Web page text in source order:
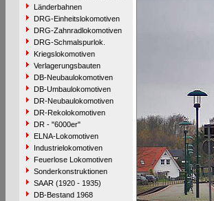
Länderbahnen
DRG-Einheitslokomotiven
DRG-Zahnradlokomotiven
DRG-Schmalspurlok.
Kriegslokomotiven
Verlagerungsbauten
DB-Neubaulokomotiven
DB-Umbaulokomotiven
DR-Neubaulokomotiven
DR-Rekolokomotiven
DR - "6000er"
ELNA-Lokomotiven
Industrielokomotiven
Feuerlose Lokomotiven
Sonderkonstruktionen
SAAR (1920 - 1935)
DB-Bestand 1968